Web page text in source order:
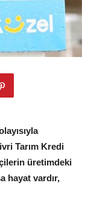
Tarım Kredi
üretimdeki
hayat vardır,